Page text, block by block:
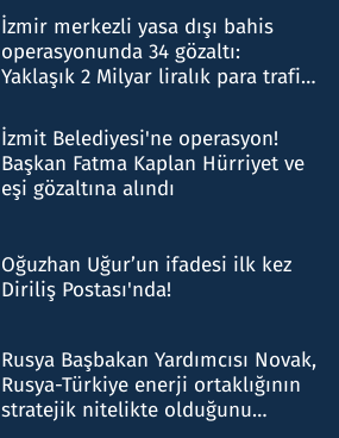
İzmir merkezli yasa dışı bahis
operasyonunda 34 gözaltı:
Yaklaşık 2 Milyar liralık para trafiği
İzmit Belediyesi'ne operasyon!
Başkan Fatma Kaplan Hürriyet ve
eşi gözaltına alındı
Oğuzhan Uğur’un ifadesi ilk kez
Diriliş Postası'nda!
Rusya Başbakan Yardımcısı Novak,
Rusya-Türkiye enerji ortaklığının
stratejik nitelikte olduğunu